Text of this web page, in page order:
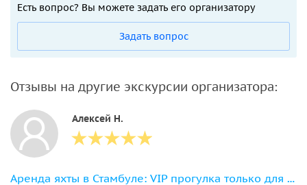
Есть вопрос? Вы можете задать его организатору
Задать вопрос
Отзывы на другие экскурсии организатора:
Алексей Н.
Аренда яхты в Стамбуле: VIP прогулка только для вашей компании